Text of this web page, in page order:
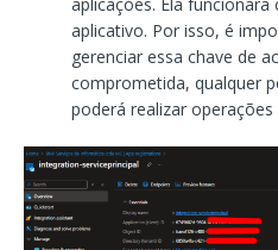
aplicativo. Por isso, é
gerenciar essa chave de
comprometida, qualquer
poderá realizar